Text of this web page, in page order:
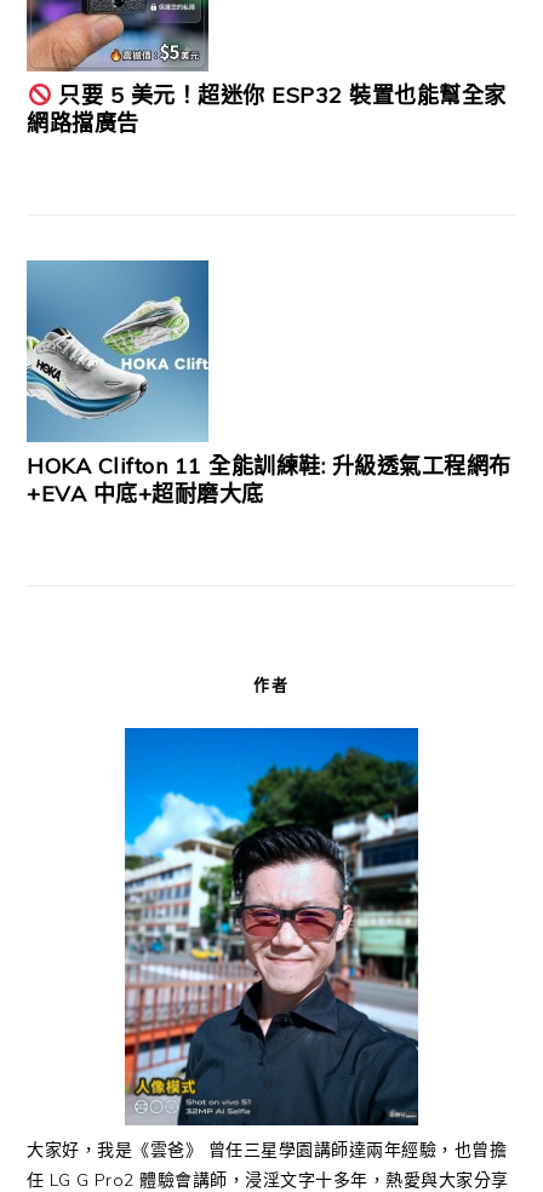
只要 5 美元！超迷你 ESP32 裝置也能幫全家
網路擋廣告
HOKA Clifton 11 全能訓練鞋: 升級透氣工程網布
+EVA 中底+超耐磨大底
作者
大家好，我是《雲爸》 曾任三星學園講師達兩年經驗，也曾擔
任 LG G Pro2 體驗會講師，浸淫文字十多年，熱愛與大家分享